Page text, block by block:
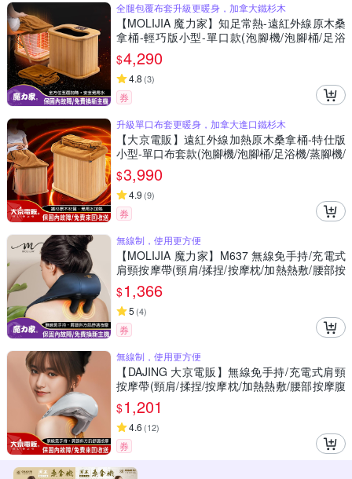
全腿包覆布套升級更暖身，加拿大鐵杉木
【MOLIJIA 魔力家】知足常熱-遠紅外線原木桑
拿桶-輕巧版小型-單口款(泡腳機/泡腳桶/足浴
機/蒸腳機/烘腳機/暖腳機)
$4,290
4.8 (3)
券
升級單口布套更暖身，加拿大進口鐵杉木
【大京電販】遠紅外線加熱原木桑拿桶-特仕版
小型-單口布套款(泡腳機/泡腳桶/足浴機/蒸腳機/
烘腳機/暖腳機)
$3,990
4.9 (9)
券
無線制，使用更方便
【MOLIJIA 魔力家】M637 無線免手持/充電式
肩頸按摩帶(頸肩/揉捏/按摩枕/加熱熱敷/腰部按
摩/背部按摩/腳部按摩/腹部按摩)
$1,366
5 (4)
券
無線制，使用更方便
【DAJING 大京電販】無線免手持/充電式肩頸
按摩帶(頸肩/揉捏/按摩枕/加熱熱敷/腰部按摩腹
部按摩)
$1,201
4.6 (12)
券